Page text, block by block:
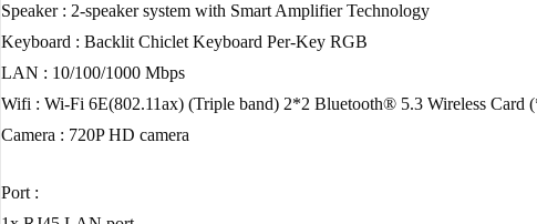
Speaker : 2-speaker system with Smart Amplifier Technology
Keyboard : Backlit Chiclet Keyboard Per-Key RGB
LAN : 10/100/1000 Mbps
Wifi : Wi-Fi 6E(802.11ax) (Triple band) 2*2 Bluetooth® 5.3 Wireless
Camera : 720P HD camera
Port :